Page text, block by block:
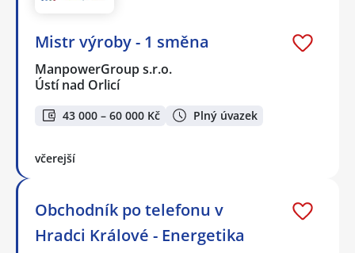
Mistr výroby - 1 směna
ManpowerGroup s.r.o.
Ústí nad Orlicí
43 000 – 60 000 Kč Plný úvazek
včerejší
Obchodník po telefonu v
Hradci Králové - Energetika